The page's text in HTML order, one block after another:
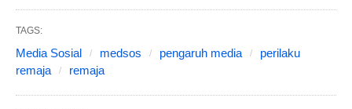
TAGS:
Media Sosial medsos pengaruh media
perilaku
remaja
remaja